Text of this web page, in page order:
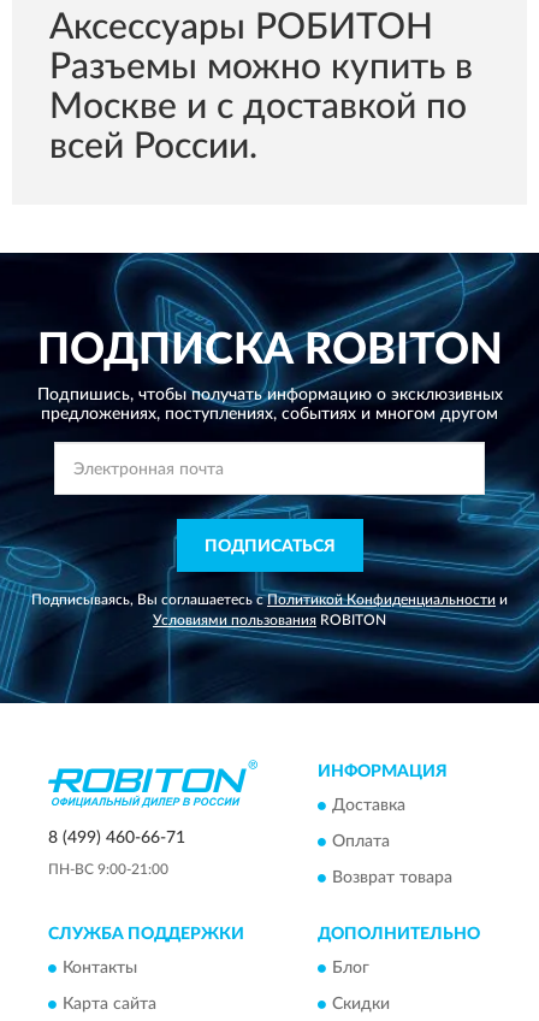
Аксессуары РОБИТОН
Разъемы можно купить в
Москве и с доставкой по
всей России.
ПОДПИСКАROBITON
Подпишись, чтобы получать информацию о эксклюзивных
предложениях, поступлениях, событиях и многом другом
ПОДПИСАТЬСЯ
Подписываясь, Вы соглашаетесь сПолитикой Конфиденциальности и
Условиями пользования ROBITON
8 (499) 460-66-71
ПН-ВС 9:00-21:00
ИНФОРМАЦИЯ
Доставка
Оплата
Возврат товара
СЛУЖБА ПОДДЕРЖКИ
Контакты
Карта сайта
ДОПОЛНИТЕЛЬНО
Блог
Скидки